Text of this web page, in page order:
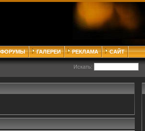
ФОРУМЫ ГАЛЕРЕИ РЕКЛАМА САЙТ
Искать: